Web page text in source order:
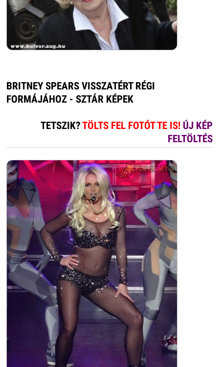
BRITNEY SPEARS VISSZATÉRT RÉGI
FORMÁJÁHOZ - SZTÁR KÉPEK
TETSZIK?TÖLTS FEL FOTÓT TE IS! ÚJ KÉP
FELTÖLTÉS